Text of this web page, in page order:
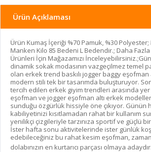
Ürün Açıklaması
Ürün Kumaş İçeriği %70 Pamuk, %30
Manken Kilo 85 Bedeni L Bedendir.; Daha
Ürünleri İçin Mağazamızı
dinamik sokak modasının vazgeçilmez temel
olan erkek trend baskılı jogger baggy eşofman
modern stili tek bir tasarımda buluşturuyor.
tercih edilen erkek giyim trendleri arasında
eşofman ve jogger eşofman altı erkek
sunduğu özgürlük hissiyle öne çıkıyor. Günün
kabiliyetinizi kısıtlamadan rahat bir kullanım
yenilikçi çizgileriyle tarzınıza sportif ve güçlü
İster hafta sonu aktivitelerinde ister günlük
edebileceğiniz bu rahat kesim eşofman,
dolabınızın en kurtarıcı parçası olmaya